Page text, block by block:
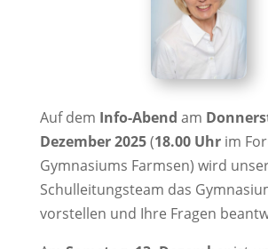
Auf dem Info-Abend am
Dezember 2025(18.00 Uhrim
Gymnasiums Farmsen) wird
Schulleitungsteam das
vorstellen und Ihre Fragen